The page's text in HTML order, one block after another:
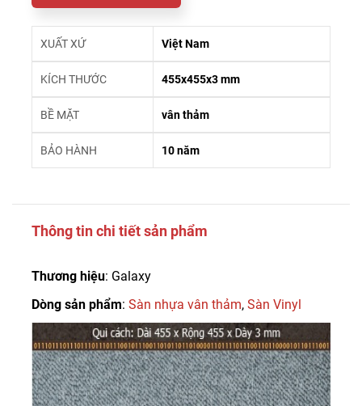
XUẤT XỨ Việt Nam
KÍCH THƯỚC 455x455x3 mm
BỀ MẶT vân thảm
BẢO HÀNH 10 năm
Thông tin chi tiết sản phẩm
Thương hiệu: Galaxy
Dòng sản phẩm: Sàn nhựa vân thảm, Sàn Vinyl